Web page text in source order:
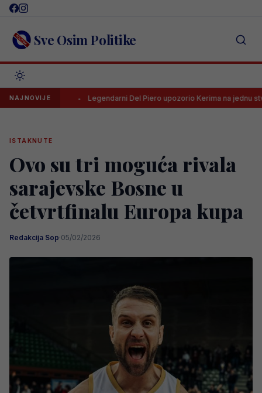
Skip
content Sve Osim Politike
NAJNOVIJE
a Legendarni Del Piero upozorio Kerima na jednu stvar
ISTAKNUTE
Ovo su tri moguća rivala
sarajevske Bosne u
četvrtfinalu Europa kupa
Redakcija Sop·05/02/2026